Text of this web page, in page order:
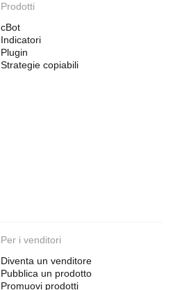
Prodotti
cBot
Indicatori
Plugin
Strategie copiabili
Per i venditori
Diventa un venditore
Pubblica un prodotto
Promuovi prodotti